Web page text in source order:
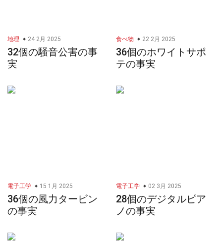
地理 24 2月 2025
32個の騒音公害の事
実
食べ物 22 2月 2025
36個のホワイトサポ
テの事実
電子工学 15 1月 2025
36個の風力タービン
の事実
電子工学 02 3月 2025
28個のデジタルピア
ノの事実